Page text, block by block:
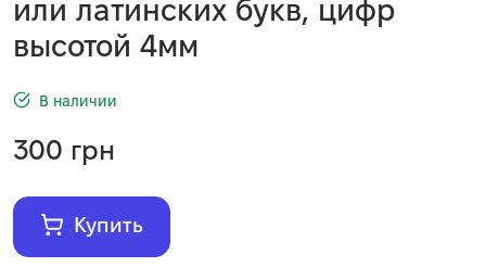
или латинских букв, цифр
высотой 4мм
В наличии
300 грн
Купить